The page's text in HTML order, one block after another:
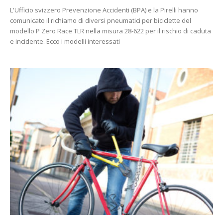
L'Ufficio svizzero Prevenzione Accidenti (BPA) e la Pirelli hanno
comunicato il richiamo di diversi pneumatici per biciclette del
modello P Zero Race TLR nella misura 28-622 per il rischio di caduta
e incidente. Ecco i modelli interessati